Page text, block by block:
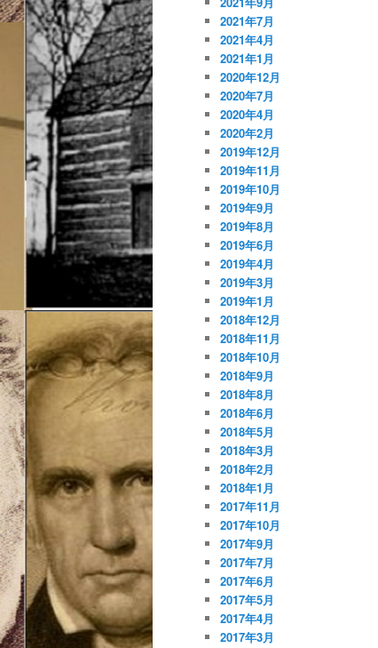
2021年7月
2021年4月
2021年1月
2020年12月
2020年7月
2020年4月
2020年2月
2019年12月
2019年11月
2019年10月
2019年9月
2019年8月
2019年6月
2019年4月
2019年3月
2019年1月
2018年12月
2018年11月
2018年10月
2018年9月
2018年8月
2018年6月
2018年5月
2018年3月
2018年2月
2018年1月
2017年11月
2017年10月
2017年9月
2017年7月
2017年6月
2017年5月
2017年4月
2017年3月